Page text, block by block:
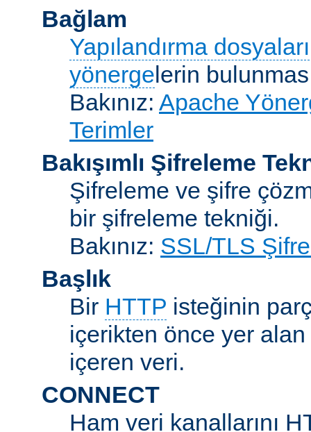
Bağlam
Yapılandırma dosyaları
yönergelerin
Bakınız: Apache
Terimler
Bakışımlı Şifreleme
Şifreleme ve şifre
bir şifreleme tekniği.
Bakınız: SSL/TLS
Başlık
Bir HTTP isteğinin
içerikten önce yer
içeren veri.
CONNECT
Ham veri kanallarını